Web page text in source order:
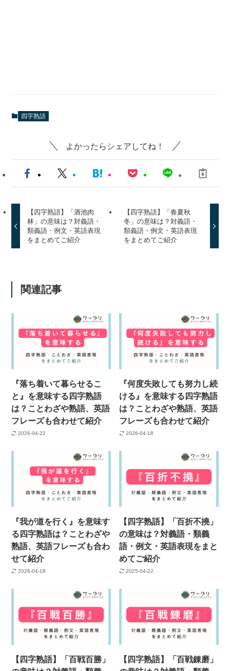
四字熟語
よかったらシェアしてね！
【四字熟語】「酒池肉
林」の意味は？対義語・
類義語・例文・英語表現
をまとめてご紹介
【四字熟語】「春夏秋
冬」の意味は？対義語・
類義語・例文・英語表現
をまとめてご紹介
関連記事
『落ち着いて暮らせるこ
と』を意味する四字熟語
は？ことわざや熟語、英語
フレーズも合わせて紹介
2026-04-22
『何度失敗しても努力し続
ける』を意味する四字熟語
は？ことわざや熟語、英語
フレーズも合わせて紹介
2026-04-18
『我が道を行く』を意味す
る四字熟語は？ことわざや
熟語、英語フレーズも合わ
せて紹介
2026-04-18
【四字熟語】「百折不撓」
の意味は？対義語・類義
語・例文・英語表現をまと
めてご紹介
2025-04-22
【四字熟語】「百戦百勝」
【四字熟語】「百戦錬磨」